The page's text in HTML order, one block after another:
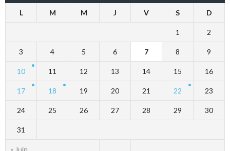
L M M J V S D
« Juin
1 2
3 4 5 6 7 8 9
10 11 12 13 14 15 16
17 18 19 20 21 22 23
24 25 26 27 28 29 30
31